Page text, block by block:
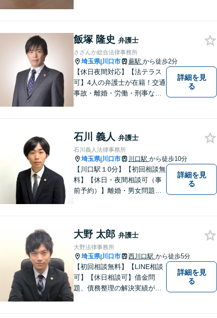
す。親身な対応には定評がご
ざいます。【FP２級】【宅
建】
飯塚 隆史 弁護士
さざんか総合法律事務所
埼玉県|川口市 蕨駅 から徒歩2分
【休日夜間対応】【法テラス
可】4人の弁護士が在籍！交通
事故・離婚・労働・刑事な
りごとがあれば、お早めにご
相談を！
詳細を見
る
石川 義人 弁護士
石川義人法律事務所
埼玉県|川口市 川口駅 から徒歩10分
【川口駅１0分】【初回相談無
料】【休日・夜間相談可（事
前予約）】離婚・男女問題、
い、納得いただける解決を目
指します。
詳細を見
る
大野 太郎 弁護士
大野法律事務所
埼玉県|川口市 西川口駅 から徒歩5分
【初回相談無料】【LINE相談
可】【休日相談可】借金問
題、債務整理の解決実績が豊
詳細を見
る